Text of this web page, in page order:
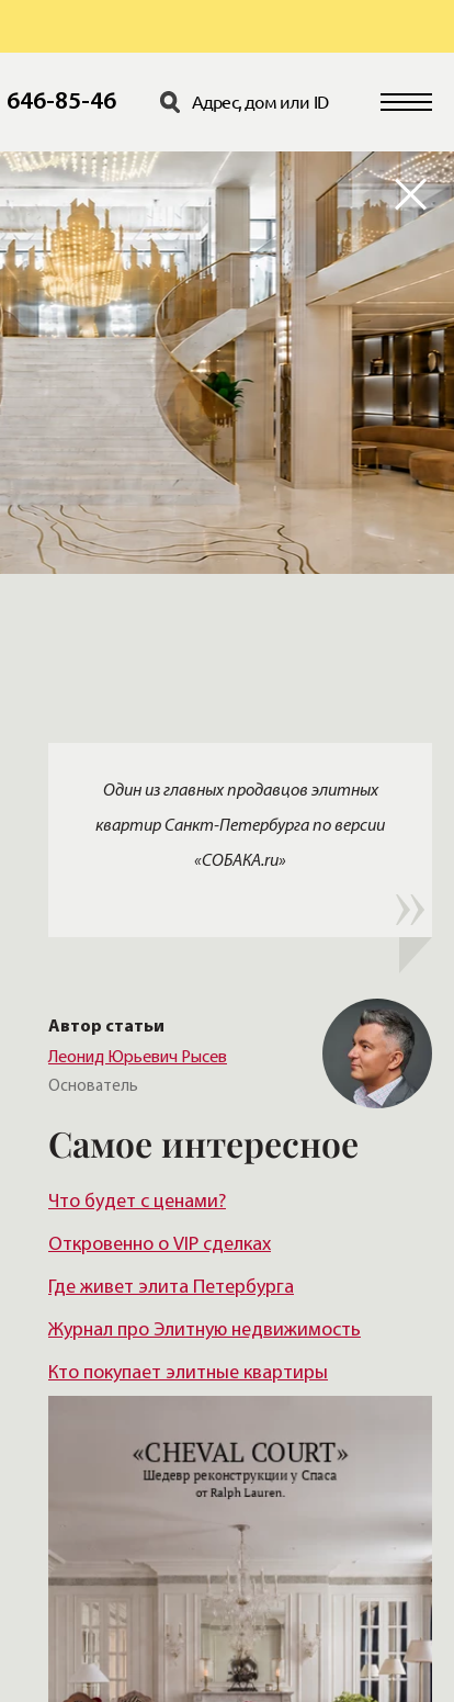
646-85-46
Один из главных продавцов элитных
квартир Санкт-Петербурга по версии
«СОБАКА.ru»
Автор статьи
Леонид Юрьевич Рысев
Основатель
Самое интересное
Что будет с ценами?
Откровенно о VIP сделках
Где живет элита Петербурга
Журнал про Элитную недвижимость
Кто покупает элитные квартиры